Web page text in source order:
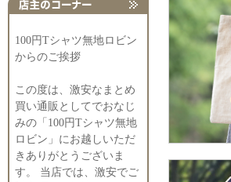
100円Tシャツ無地ロビン
からのご挨拶
この度は、激安なまとめ
買い通販としてでおなじ
みの「100円Tシャツ無地
ロビン」にお越しいただ
きありがとうございま
す。 当店では、激安でご